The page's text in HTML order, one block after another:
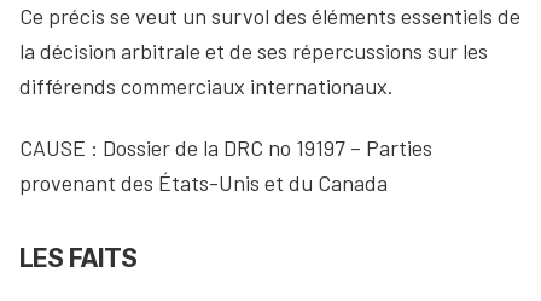
Ce précis se veut un survol des éléments essentiels de
la décision arbitrale et de ses répercussions sur les
différends commerciaux internationaux.
CAUSE : Dossier de la DRC no 19197 – Parties
provenant des États-Unis et du Canada
LES FAITS